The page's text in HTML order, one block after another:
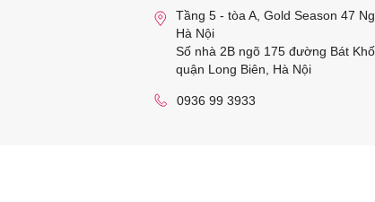
Tầng 5 - tòa A, Gold Season 47
Hà Nội
Số nhà 2B ngõ 175 đường Bát
quận Long Biên, Hà Nội
0936 99 3933